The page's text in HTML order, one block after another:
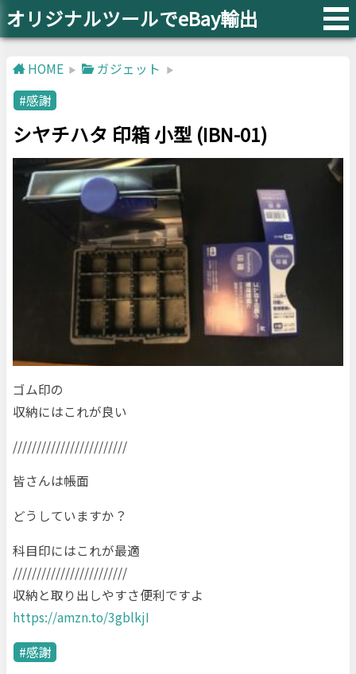
オリジナルツールでeBay輸出
HOME
ガジェット
感謝
シヤチハタ 印箱 小型 (IBN-01)
ゴム印の
収納にはこれが良い
////////////////////////
皆さんは帳面
どうしていますか？
科目印にはこれが最適
////////////////////////
収納と取り出しやすさ便利ですよ
https://amzn.to/3gblkjI
感謝